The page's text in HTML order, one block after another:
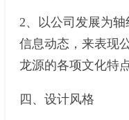
2、以公司发展为
信息动态，来表现
龙源的各项文化特点
四、设计风格